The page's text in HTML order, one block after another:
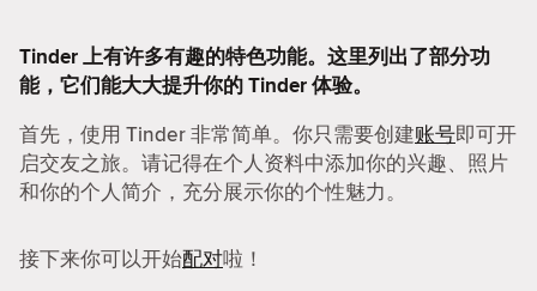
Tinder 上有许多有趣的特色功能。这里列出了部分功
能，它们能大大提升你的 Tinder 体验。
首先，使用 Tinder 非常简单。你只需要创建账号即可开
启交友之旅。请记得在个人资料中添加你的兴趣、照片
和你的个人简介，充分展示你的个性魅力。
接下来你可以开始配对啦！